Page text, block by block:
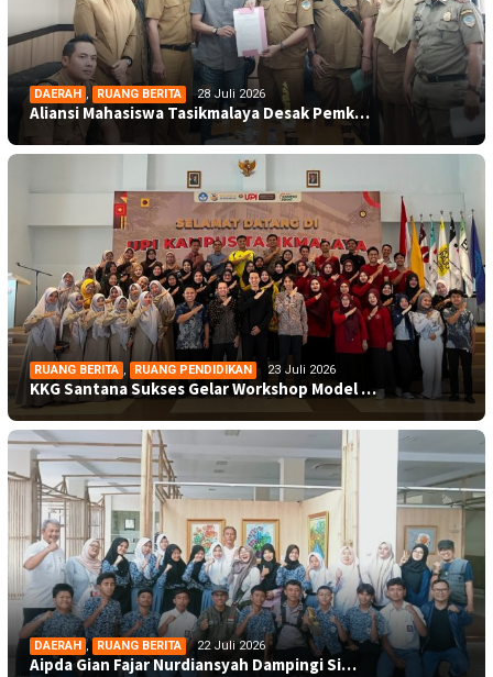
DAERAH , RUANG BERITA 28 Juli 2026
Aliansi Mahasiswa Tasikmalaya Desak Pemk…
RUANG BERITA , RUANG PENDIDIKAN 23 Juli 2026
KKG Santana Sukses Gelar Workshop Model …
DAERAH , RUANG BERITA 22 Juli 2026
Aipda Gian Fajar Nurdiansyah Dampingi Si…